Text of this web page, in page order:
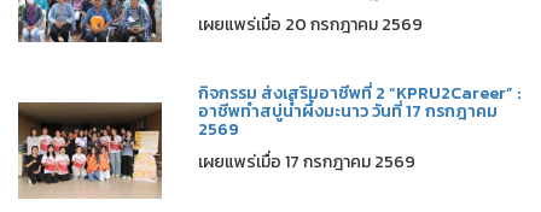
เผยแพร่เมื่อ 20 กรกฎาคม 2569
กิจกรรม ส่งเสริมอาชีพที่ 2 “KPRU2Career” :
อาชีพทำสบู่น้ำผึ้งมะนาว วันที่ 17 กรกฎาคม
2569
เผยแพร่เมื่อ 17 กรกฎาคม 2569